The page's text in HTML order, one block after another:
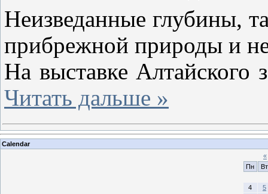
Неизведанные глубины,
прибрежной природы и
На выставке Алтайского
Читать дальше »
Calendar
«
Пн
Вт
4
5